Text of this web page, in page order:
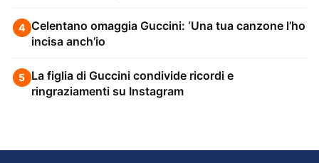
4 Celentano omaggia Guccini: ‘Una tua canzone l’ho
incisa anch’io
5 La figlia di Guccini condivide ricordi e
ringraziamenti su Instagram